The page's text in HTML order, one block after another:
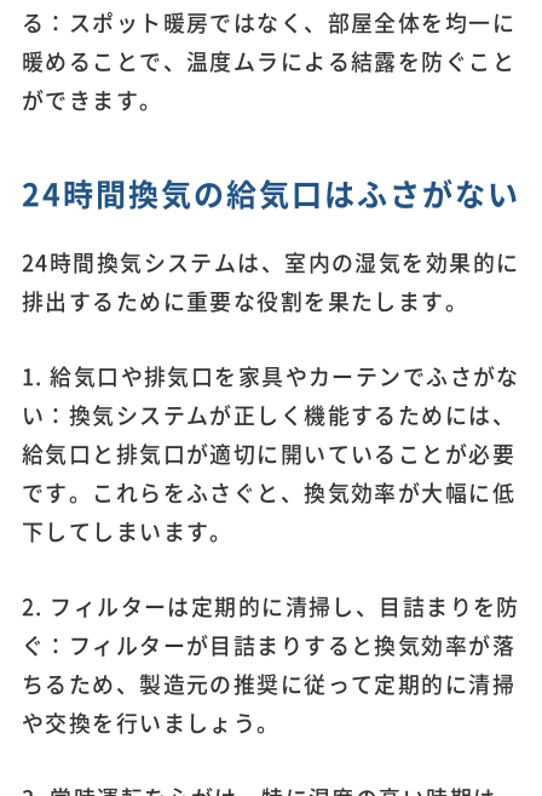
る：スポット暖房ではなく、部屋全体を均一に
暖めることで、温度ムラによる結露を防ぐこと
ができます。
24時間換気の給気口はふさがない
24時間換気システムは、室内の湿気を効果的に
排出するために重要な役割を果たします。
1. 給気口や排気口を家具やカーテンでふさがな
い：換気システムが正しく機能するためには、
給気口と排気口が適切に開いていることが必要
です。これらをふさぐと、換気効率が大幅に低
下してしまいます。
2. フィルターは定期的に清掃し、目詰まりを防
ぐ：フィルターが目詰まりすると換気効率が落
ちるため、製造元の推奨に従って定期的に清掃
や交換を行いましょう。